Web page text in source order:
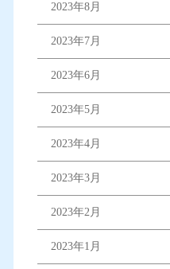
2023年8月
2023年7月
2023年6月
2023年5月
2023年4月
2023年3月
2023年2月
2023年1月